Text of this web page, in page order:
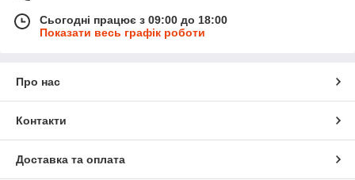
Сьогодні працює з 09:00 до 18:00
Показати весь графік роботи
Про нас
Контакти
Доставка та оплата